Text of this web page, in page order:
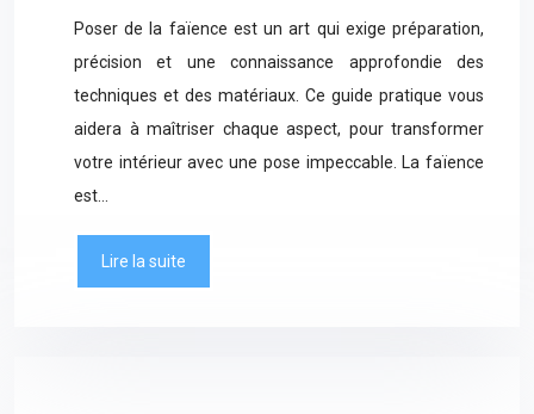
Poser de la faïence est un art qui exige préparation,
précision et une connaissance approfondie des
techniques et des matériaux. Ce guide pratique vous
aidera à maîtriser chaque aspect, pour transformer
votre intérieur avec une pose impeccable. La faïence
est…
Lire la suite